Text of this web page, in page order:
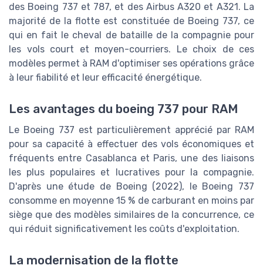
des Boeing 737 et 787, et des Airbus A320 et A321. La
majorité de la flotte est constituée de Boeing 737, ce
qui en fait le cheval de bataille de la compagnie pour
les vols court et moyen-courriers. Le choix de ces
modèles permet à RAM d'optimiser ses opérations grâce
à leur fiabilité et leur efficacité énergétique.
Les avantages du boeing 737 pour RAM
Le Boeing 737 est particulièrement apprécié par RAM
pour sa capacité à effectuer des vols économiques et
fréquents entre Casablanca et Paris, une des liaisons
les plus populaires et lucratives pour la compagnie.
D'après une étude de Boeing (2022), le Boeing 737
consomme en moyenne 15 % de carburant en moins par
siège que des modèles similaires de la concurrence, ce
qui réduit significativement les coûts d'exploitation.
La modernisation de la flotte